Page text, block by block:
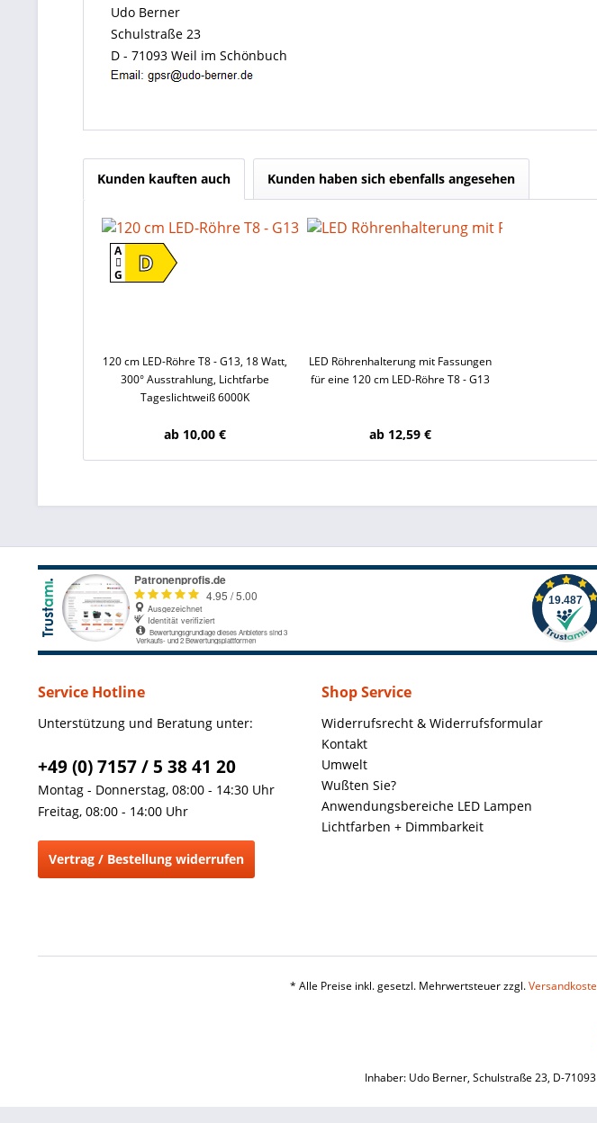
Udo Berner
Schulstraße 23
D - 71093 Weil im Schönbuch
Kunden kauften auch Kunden haben sich ebenfalls angesehen
D
A
G
120 cm LED-Röhre T8 - G13, 18 Watt,
300° Ausstrahlung, Lichtfarbe
Tageslichtweiß 6000K
ab 10,00 €
LED Röhrenhalterung mit Fassungen
für eine 120 cm LED-Röhre T8 - G13
ab 12,59 €
Service Hotline
Unterstützung und Beratung unter:
+49 (0) 7157 / 5 38 41 20
Montag - Donnerstag, 08:00 - 14:30 Uhr
Freitag, 08:00 - 14:00 Uhr
Vertrag / Bestellung widerrufen
Shop Service
Widerrufsrecht & Widerrufsformular
Kontakt
Umwelt
Wußten Sie?
Anwendungsbereiche LED Lampen
Lichtfarben + Dimmbarkeit
* Alle Preise inkl. gesetzl. Mehrwertsteuer zzgl.
Inhaber: Udo Berner, Schulstraße 23, D-